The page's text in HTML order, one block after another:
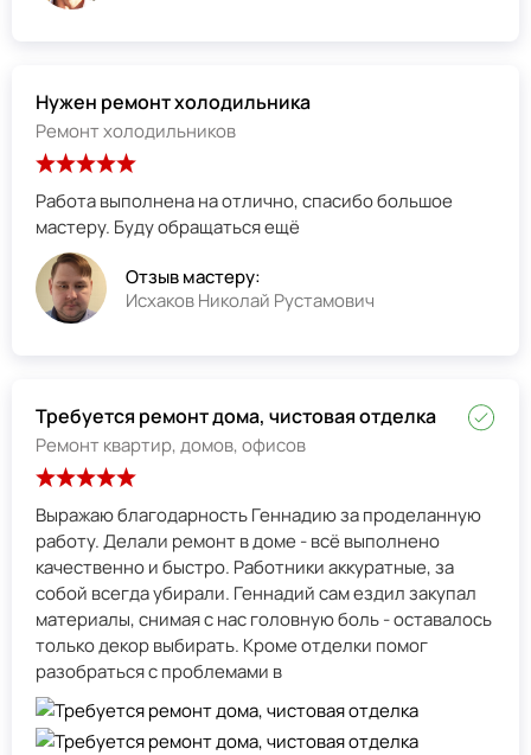
Нужен ремонт холодильника
Ремонт холодильников
Работа выполнена на отлично, спасибо большое
мастеру. Буду обращаться ещё
Отзыв мастеру:
Исхаков Николай Рустамович
Требуется ремонт дома, чистовая отделка
Ремонт квартир, домов, офисов
Выражаю благодарность Геннадию за проделанную
работу. Делали ремонт в доме - всё выполнено
качественно и быстро. Работники аккуратные, за
собой всегда убирали. Геннадий сам ездил закупал
материалы, снимая с нас головную боль - оставалось
только декор выбирать. Кроме отделки помог
разобраться с проблемами в